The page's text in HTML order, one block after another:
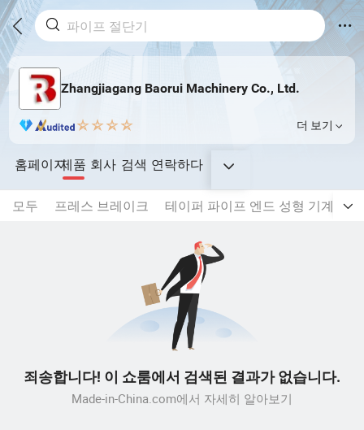
Zhangjiagang Baorui Machinery Co., Ltd.
더 보기
홈페이지제품 회사 검색 연락하다
모두 프레스 브레이크 테이퍼 파이프 엔드 성형 기계
죄송합니다! 이 쇼룸에서 검색된 결과가 없습니다.
Made-in-China.com에서 자세히 알아보기